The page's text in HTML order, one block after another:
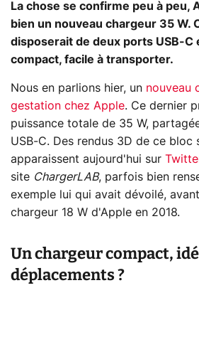
La chose se confirme peu à peu,
bien un nouveau chargeur 35 W.
disposerait de deux ports USB-C
compact, facile à transporter.
Nous en parlions hier, un nouveau
gestation chez Apple. Ce dernier
puissance totale de 35 W,
USB-C. Des rendus 3D de ce bloc
apparaissent aujourd'hui sur
site ChargerLAB, parfois bien
exemple lui qui avait dévoilé,
chargeur 18 W d'Apple en 2018.
Un chargeur compact,
déplacements ?